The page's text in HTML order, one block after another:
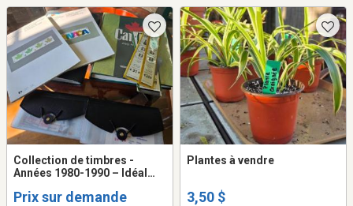
Collection de timbres -
Années 1980-1990 – Idéal
Prix sur demande
Plantes à vendre
3,50 $